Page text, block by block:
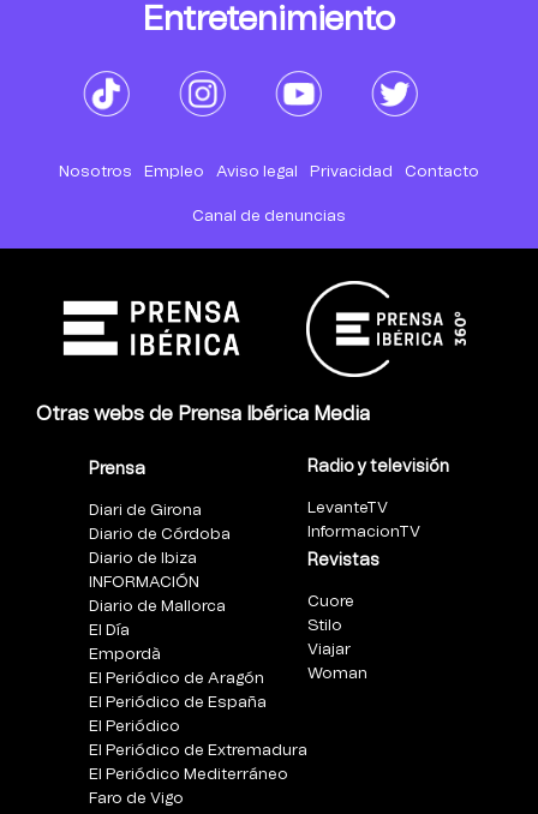
Entretenimiento
Nosotros Empleo Aviso legal Privacidad Contacto
Canal de denuncias
Otras webs de Prensa Ibérica Media
Prensa
Diari de Girona
Diario de Córdoba
Diario de Ibiza
INFORMACIÓN
Diario de Mallorca
El Día
Empordà
El Periódico de Aragón
El Periódico de España
El Periódico
El Periódico de Extremadura
El Periódico Mediterráneo
Faro de Vigo
Radio y televisión
LevanteTV
InformacionTV
Revistas
Cuore
Stilo
Viajar
Woman